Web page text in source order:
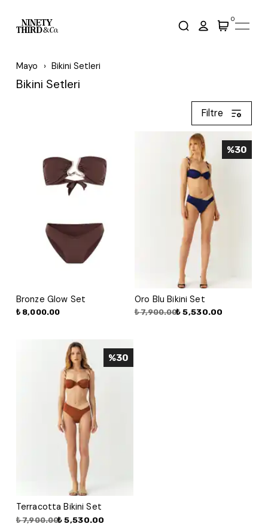
0
Mayo Bikini Setleri
Bikini Setleri
Filtre
Bronze Glow Set
₺ 8,000.00
Oro Blu Bikini Set
₺ 7,900.00₺ 5,530.00
%30
Terracotta Bikini Set
₺ 7,900.00₺ 5,530.00
%30